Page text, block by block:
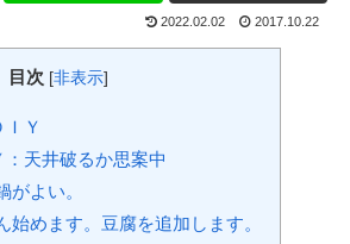
2022.02.02 2017.10.22
目次 [非表示]
Ｙ
天井破るか思案中
がよい。
めます。豆腐を追加します。